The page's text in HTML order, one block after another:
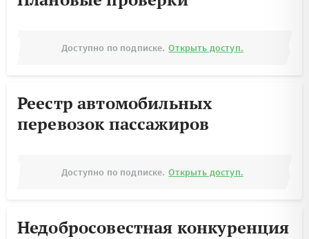
Доступно по подписке. Открыть доступ.
Реестр автомобильных
перевозок пассажиров
Доступно по подписке. Открыть доступ.
Недобросовестная конкуренция